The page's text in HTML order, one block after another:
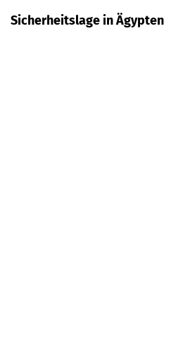
Sicherheitslage in Ägypten